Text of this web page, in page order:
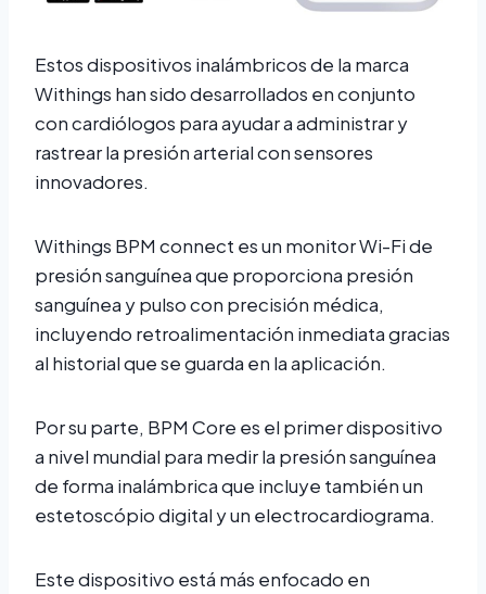
Estos dispositivos inalámbricos de la marca
Withings han sido desarrollados en conjunto
con cardiólogos para ayudar a administrar y
rastrear la presión arterial con sensores
innovadores.
Withings BPM connect es un monitor Wi-Fi de
presión sanguínea que proporciona presión
sanguínea y pulso con precisión médica,
incluyendo retroalimentación inmediata gracias
al historial que se guarda en la aplicación.
Por su parte, BPM Core es el primer dispositivo
a nivel mundial para medir la presión sanguínea
de forma inalámbrica que incluye también un
estetoscópio digital y un electrocardiograma.
Este dispositivo está más enfocado en